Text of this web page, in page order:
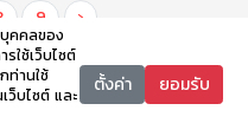
9 ›
คคลของ
ใช้เว็บไซต์
ท่านใช้
บไซต์ และ
ตั้งค่า ยอมรับ